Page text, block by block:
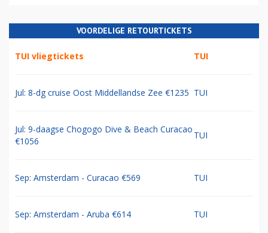
VOORDELIGE RETOURTICKETS
TUI vliegtickets TUI
Jul: 8-dg cruise Oost Middellandse Zee €1235 TUI
Jul: 9-daagse Chogogo Dive & Beach Curacao
€1056
TUI
Sep: Amsterdam - Curacao €569 TUI
Sep: Amsterdam - Aruba €614 TUI